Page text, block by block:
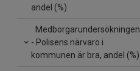
andel (%)
Medborgarundersökningen
- Polisens närvaro i
kommunen är bra, andel (%)